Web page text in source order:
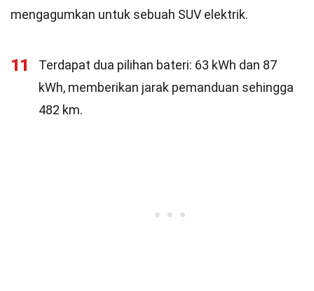
mengagumkan untuk sebuah SUV elektrik.
11
Terdapat dua pilihan bateri: 63 kWh dan 87
kWh, memberikan jarak pemanduan sehingga
482 km.